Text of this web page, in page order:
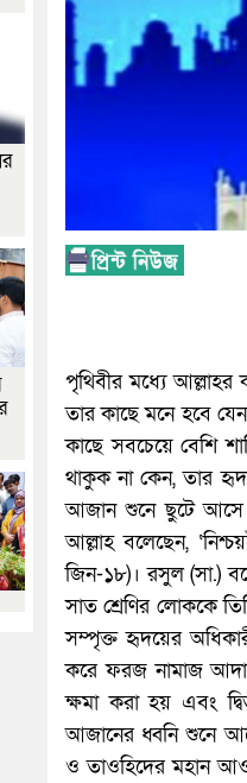
পৃথিবীর মধ্যে আল্লাহর
তার কাছে মনে হবে
কাছে সবচেয়ে বেশি
থাকুক না কেন, তার
আজান শুনে ছুটে আসে
আল্লাহ বলেছেন,
জিন-১৮)। রসুল (সা.)
সাত শ্রেণির লোককে
সম্পৃক্ত হৃদয়ের
করে ফরজ নামাজ
ক্ষমা করা হয় এবং
আজানের ধ্বনি শুনে
ও তাওহিদের মহান